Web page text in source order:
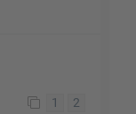
1 2